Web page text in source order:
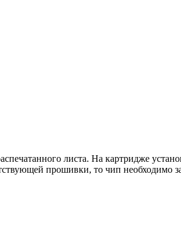
листа. На картридже
прошивки, то чип необходимо